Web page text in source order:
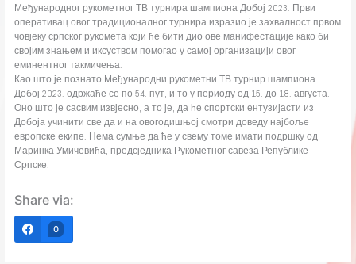
Међународног рукометног ТВ турнира шампиона Добој 2023. Први
оперативац овог традиционалног турнира изразио је захвалност првом
човјеку српског рукомета који ће бити дио ове манифестације како би
својим знањем и иксуством помогао у самој организацији овог
еминентног такмичења.
Као што је познато Међународни рукометни ТВ турнир шампиона
Добој 2023. одржаће се по 54. пут, и то у периоду од 15. до 18. августа.
Оно што је сасвим извјесно, а то је, да ће спортски ентузијасти из
Добоја учинити све да и на овогодишњој смотри доведу најбоље
европске екипе. Нема сумње да ће у свему томе имати подршку од
Маринка Умичевића, предсједника Рукометног савеза Републике
Српске.
Share via:
0